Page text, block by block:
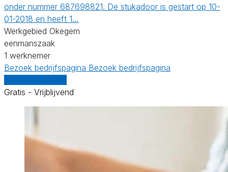
onder nummer 687698821. De stukadoor is gestart op 10-
01-2018 en heeft 1…
Werkgebied Okegem
eenmanszaak
1 werknemer
Bezoek bedrijfspagina Bezoek bedrijfspagina
Gratis - Vrijblijvend